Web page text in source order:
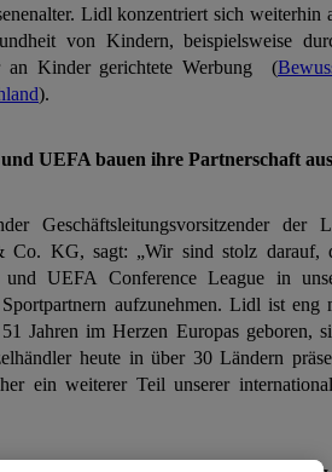
Lidl konzentriert sich weiterhin
von Kindern, beispielsweise
an Kinder gerichtete Werbung (
).
UEFA bauen ihre Partnerschaft aus
Geschäftsleitungsvorsitzender der
Co. KG, sagt: „Wir sind stolz darauf,
UEFA Conference League in
aufzunehmen. Lidl ist eng
Jahren im Herzen Europas geboren,
heute in über 30 Ländern
ein weiterer Teil unserer